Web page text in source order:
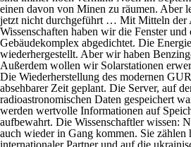
einen davon von Minen zu räumen. Aber
jetzt nicht durchgeführt … Mit Mitteln der
Wissenschaften haben wir die Fenster und
Gebäudekomplex abgedichtet. Die
wiederhergestellt. Aber wir haben
Außerdem wollen wir Solarstationen
Die Wiederherstellung des modernen
absehbarer Zeit geplant. Die Server, auf
radioastronomischen Daten gespeichert
werden wertvolle Informationen auf
aufbewahrt. Die Wissenschaftler wissen:
auch wieder in Gang kommen. Sie